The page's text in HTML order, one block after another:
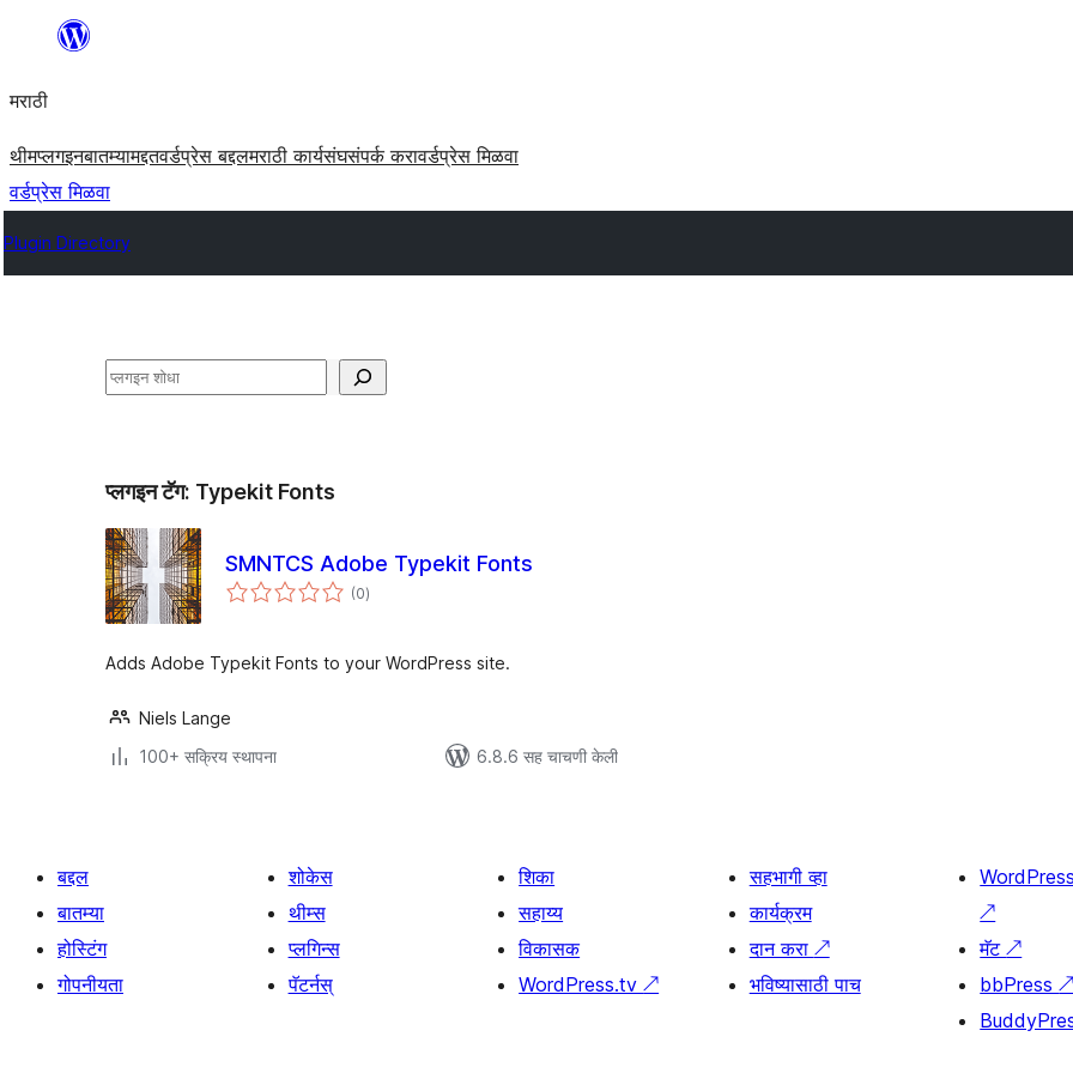
सामुग्रीवर
मराठी
थीमप्लगइनबातम्यामद्दतवर्डप्रेस बद्दलमराठी कार्यसंघसंपर्क करावर्डप्रेस मिळवा
वर्डप्रेस मिळवा
Plugin Directory
शोधा
प्लगइन टॅग: Typekit Fonts
SMNTCS Adobe Typekit Fonts
(0एकूण
मूल्यांकन
)
Adds Adobe Typekit Fonts to your WordPress site.
Niels Lange
100+ सक्रिय स्थापना
6.8.6 सह चाचणी केली
बद्दल
बातम्या
होस्टिंग
गोपनीयता
शोकेस
थीम्स
प्लगिन्स
पॅटर्नस्
शिका
सहाय्य
विकासक
WordPress.tv↗
सहभागी व्हा
कार्यक्रम
दान करा ↗
भविष्यासाठी पाच
↗
मॅट↗
bbPress↗